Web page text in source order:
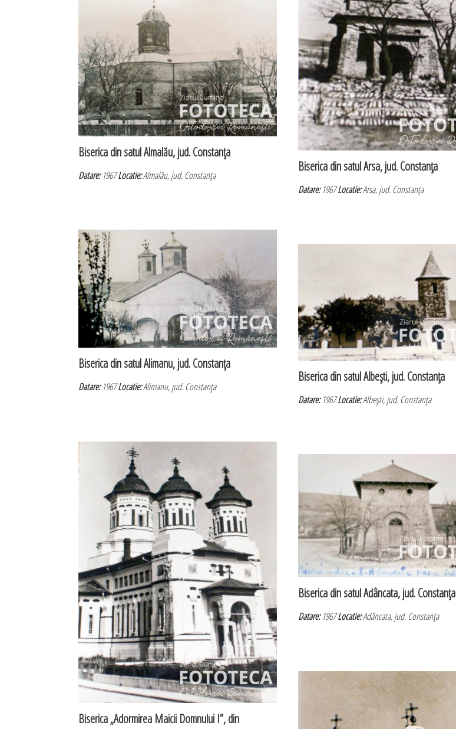
Biserica din satul Arsa, jud. Constanţa
Datare:1967Locatie:Arsa, jud. Constanţa
Biserica din satul Almalău, jud. Constanţa
Datare:1967Locatie:Almalău, jud. Constanţa
Biserica din satul Alimanu, jud. Constanţa
Datare:1967Locatie:Alimanu, jud. Constanţa
Biserica din satul Albeşti, jud. Constanţa
Datare:1967Locatie:Albeşti, jud. Constanţa
Biserica „Adormirea Maicii Domnului I”, din
Biserica din satul Adâncata, jud. Constanţa
Datare:1967Locatie:Adâncata, jud. Constanţa